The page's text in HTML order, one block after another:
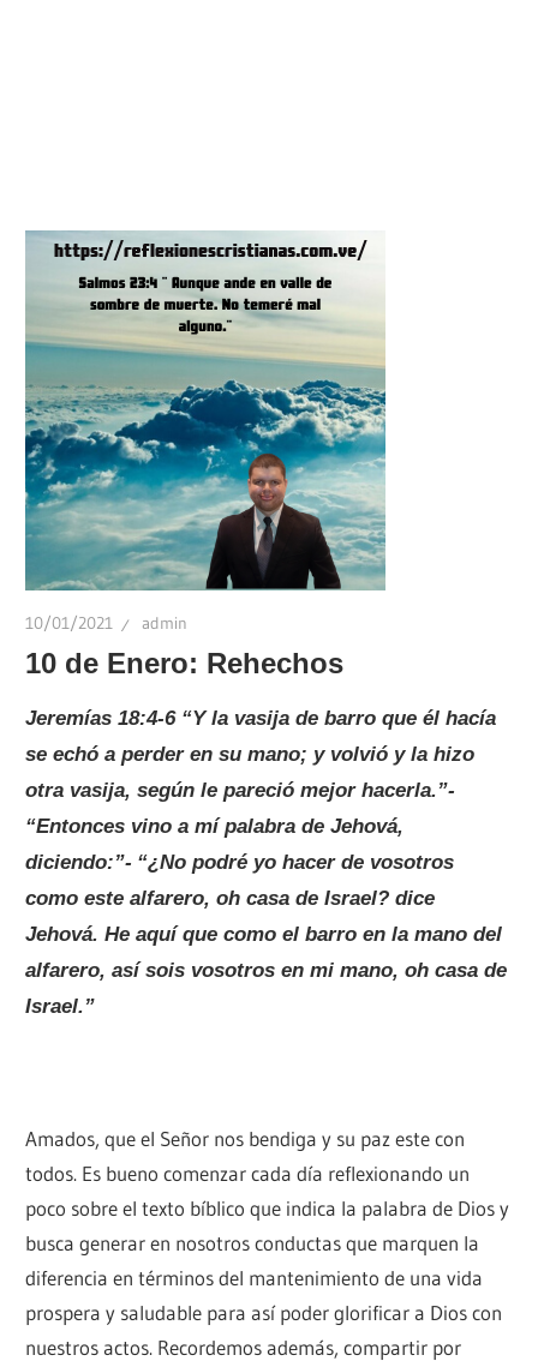
10/01/2021 admin
10 de Enero: Rehechos
Jeremías 18:4-6 “Y la vasija de barro que él hacía
se echó a perder en su mano; y volvió y la hizo
otra vasija, según le pareció mejor hacerla.”-
“Entonces vino a mí palabra de Jehová,
diciendo:”- “¿No podré yo hacer de vosotros
como este alfarero, oh casa de Israel? dice
Jehová. He aquí que como el barro en la mano del
alfarero, así sois vosotros en mi mano, oh casa de
Israel.”
Amados, que el Señor nos bendiga y su paz este con
todos. Es bueno comenzar cada día reflexionando un
poco sobre el texto bíblico que indica la palabra de Dios y
busca generar en nosotros conductas que marquen la
diferencia en términos del mantenimiento de una vida
prospera y saludable para así poder glorificar a Dios con
nuestros actos. Recordemos además, compartir por